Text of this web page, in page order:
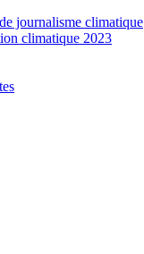
journalisme climatique
climatique 2023